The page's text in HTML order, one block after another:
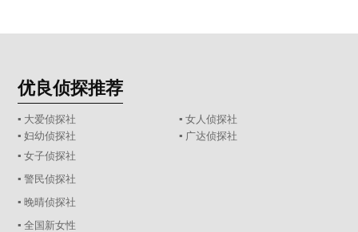
优良侦探推荐
▪ 大爱侦探社
▪ 女人侦探社
▪ 妇幼侦探社
▪ 广达侦探社
▪ 女子侦探社
▪ 警民侦探社
▪ 晚晴侦探社
▪ 全国新女性